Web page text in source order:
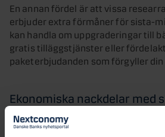
En annan fördel är att vissa
erbjuder extra förmåner för sista-
kan handla om uppgraderingar till
gratis tilläggstjänster eller
paketerbjudanden som förgyller din
Ekonomiska nackdelar med
resor
Det är lätt att man nappar på